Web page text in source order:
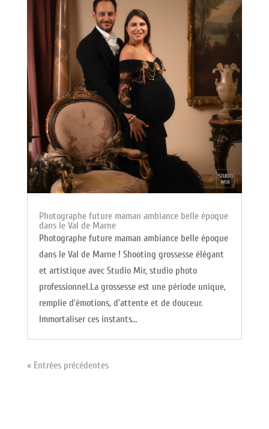
Photographe future maman ambiance belle époque
dans le Val de Marne
Photographe future maman ambiance belle époque
dans le Val de Marne ! Shooting grossesse élégant
et artistique avec Studio Mir, studio photo
professionnel.La grossesse est une période unique,
remplie d’émotions, d’attente et de douceur.
Immortaliser ces instants...
« Entrées précédentes